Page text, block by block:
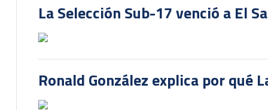
La Selección Sub-17 venció a El
Ronald González explica por qué